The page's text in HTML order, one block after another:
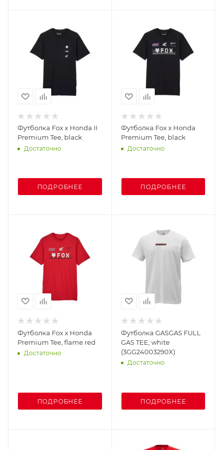
Футболка Fox x Honda II
Premium Tee, black
Достаточно
ПОДРОБНЕЕ
Футболка Fox x Honda
Premium Tee, black
Достаточно
ПОДРОБНЕЕ
Футболка Fox x Honda
Premium Tee, flame red
Достаточно
ПОДРОБНЕЕ
Футболка GASGAS FULL
GAS TEE, white
(3GG24003290X)
Достаточно
ПОДРОБНЕЕ